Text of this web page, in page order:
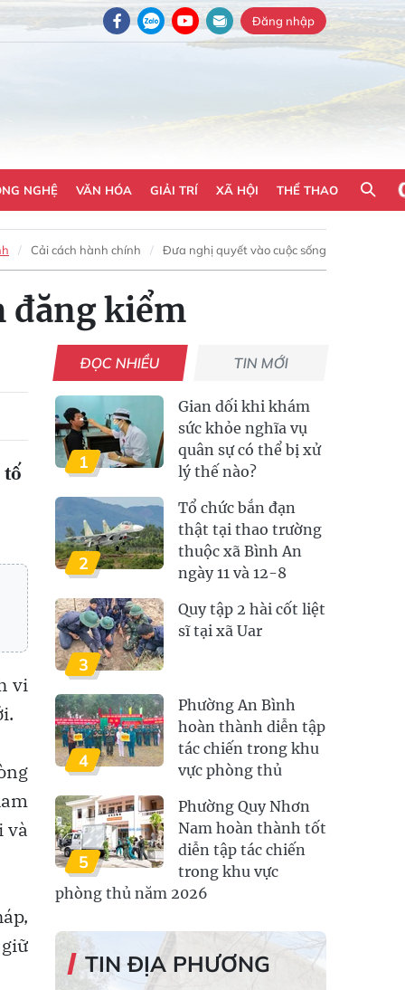
Đăng nhập
NGHỆ VĂN HÓA GIẢI TRÍ XÃ HỘI THỂ THAO
Cải cách hành chính Đưa nghị quyết vào cuộc sống
đăng kiểm
vi
và
ĐỌC NHIỀU TIN MỚI
1
Gian dối khi khám
sức khỏe nghĩa vụ
quân sự có thể bị xử
lý thế nào?
2
Tổ chức bắn đạn
thật tại thao trường
thuộc xã Bình An
ngày 11 và 12-8
3
Quy tập 2 hài cốt liệt
sĩ tại xã Uar
4
Phường An Bình
hoàn thành diễn tập
tác chiến trong khu
vực phòng thủ
5
Phường Quy Nhơn
Nam hoàn thành tốt
diễn tập tác chiến
trong khu vực
phòng thủ năm 2026
TIN ĐỊA PHƯƠNG